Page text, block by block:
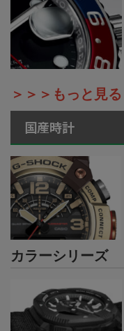
＞＞＞もっと見る
国産時計
カラーシリーズ